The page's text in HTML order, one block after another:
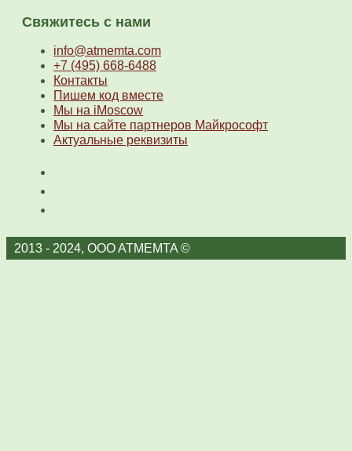
Свяжитесь с нами
info@atmemta.com
+7 (495) 668-6488
Контакты
Пишем код вместе
Мы на iMoscow
Мы на сайте партнеров Майкрософт
Актуальные реквизиты
2013 - 2024, OOO ATMEMTA ©